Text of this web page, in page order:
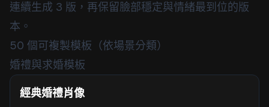
連續生成 3 版，再保留臉部穩定與情緒最到位的版
本。
50 個可複製模板（依場景分類）
婚禮與求婚模板
經典婚禮肖像